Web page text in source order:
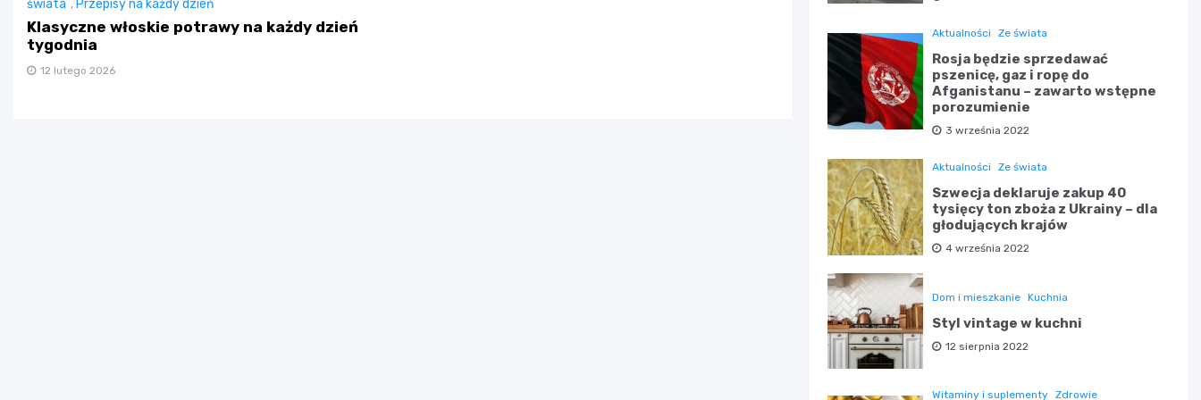
świata ,Przepisy na każdy dzień
Klasyczne włoskie potrawy na każdy dzień
tygodnia
12 lutego 2026
Aktualności Ze świata
Rosja będzie sprzedawać
pszenicę, gaz i ropę do
Afganistanu – zawarto wstępne
porozumienie
3 września 2022
Aktualności Ze świata
Szwecja deklaruje zakup 40
tysięcy ton zboża z Ukrainy – dla
głodujących krajów
4 września 2022
Dom i mieszkanie Kuchnia
Styl vintage w kuchni
12 sierpnia 2022
Witaminy i suplementy Zdrowie